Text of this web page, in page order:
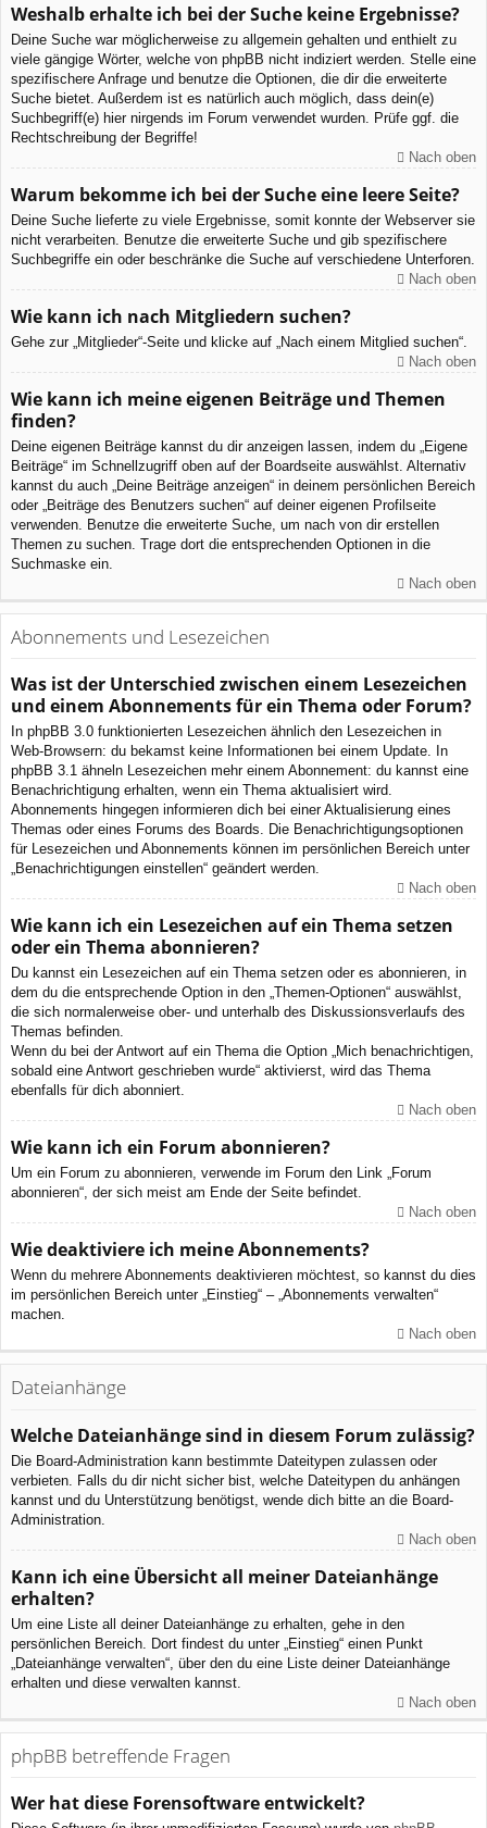
Weshalb erhalte ich bei der Suche keine Ergebnisse?
Deine Suche war möglicherweise zu allgemein gehalten und enthielt zu
viele gängige Wörter, welche von phpBB nicht indiziert werden. Stelle eine
spezifischere Anfrage und benutze die Optionen, die dir die erweiterte
Suche bietet. Außerdem ist es natürlich auch möglich, dass dein(e)
Suchbegriff(e) hier nirgends im Forum verwendet wurden. Prüfe ggf. die
Rechtschreibung der Begriffe!
Nach oben
Warum bekomme ich bei der Suche eine leere Seite?
Deine Suche lieferte zu viele Ergebnisse, somit konnte der Webserver sie
nicht verarbeiten. Benutze die erweiterte Suche und gib spezifischere
Suchbegriffe ein oder beschränke die Suche auf verschiedene Unterforen.
Nach oben
Wie kann ich nach Mitgliedern suchen?
Gehe zur „Mitglieder“-Seite und klicke auf „Nach einem Mitglied suchen“.
Nach oben
Wie kann ich meine eigenen Beiträge und Themen
finden?
Deine eigenen Beiträge kannst du dir anzeigen lassen, indem du „Eigene
Beiträge“ im Schnellzugriff oben auf der Boardseite auswählst. Alternativ
kannst du auch „Deine Beiträge anzeigen“ in deinem persönlichen Bereich
oder „Beiträge des Benutzers suchen“ auf deiner eigenen Profilseite
verwenden. Benutze die erweiterte Suche, um nach von dir erstellen
Themen zu suchen. Trage dort die entsprechenden Optionen in die
Suchmaske ein.
Nach oben
Abonnements und Lesezeichen
Was ist der Unterschied zwischen einem Lesezeichen
und einem Abonnements für ein Thema oder Forum?
In phpBB 3.0 funktionierten Lesezeichen ähnlich den Lesezeichen in
Web-Browsern: du bekamst keine Informationen bei einem Update. In
phpBB 3.1 ähneln Lesezeichen mehr einem Abonnement: du kannst eine
Benachrichtigung erhalten, wenn ein Thema aktualisiert wird.
Abonnements hingegen informieren dich bei einer Aktualisierung eines
Themas oder eines Forums des Boards. Die Benachrichtigungsoptionen
für Lesezeichen und Abonnements können im persönlichen Bereich unter
„Benachrichtigungen einstellen“ geändert werden.
Nach oben
Wie kann ich ein Lesezeichen auf ein Thema setzen
oder ein Thema abonnieren?
Du kannst ein Lesezeichen auf ein Thema setzen oder es abonnieren, in
dem du die entsprechende Option in den „Themen-Optionen“ auswählst,
die sich normalerweise ober- und unterhalb des Diskussionsverlaufs des
Themas befinden.
Wenn du bei der Antwort auf ein Thema die Option „Mich benachrichtigen,
sobald eine Antwort geschrieben wurde“ aktivierst, wird das Thema
ebenfalls für dich abonniert.
Nach oben
Wie kann ich ein Forum abonnieren?
Um ein Forum zu abonnieren, verwende im Forum den Link „Forum
abonnieren“, der sich meist am Ende der Seite befindet.
Nach oben
Wie deaktiviere ich meine Abonnements?
Wenn du mehrere Abonnements deaktivieren möchtest, so kannst du dies
im persönlichen Bereich unter „Einstieg“ – „Abonnements verwalten“
machen.
Nach oben
Dateianhänge
Welche Dateianhänge sind in diesem Forum zulässig?
Die Board-Administration kann bestimmte Dateitypen zulassen oder
verbieten. Falls du dir nicht sicher bist, welche Dateitypen du anhängen
kannst und du Unterstützung benötigst, wende dich bitte an die Board-
Administration.
Nach oben
Kann ich eine Übersicht all meiner Dateianhänge
erhalten?
Um eine Liste all deiner Dateianhänge zu erhalten, gehe in den
persönlichen Bereich. Dort findest du unter „Einstieg“ einen Punkt
„Dateianhänge verwalten“, über den du eine Liste deiner Dateianhänge
erhalten und diese verwalten kannst.
Nach oben
phpBB betreffende Fragen
Wer hat diese Forensoftware entwickelt?